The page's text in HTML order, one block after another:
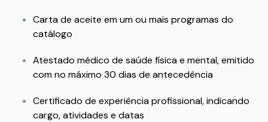
Carta de aceite em um ou mais programas do
catálogo
Atestado médico de saúde física e mental, emitido
com no máximo 30 dias de antecedência
Certificado de experiência profissional, indicando
cargo, atividades e datas